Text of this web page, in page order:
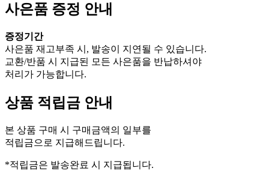
사은품 증정 안내
증정기간
사은품 재고부족 시, 발송이 지연될 수 있습니다.
교환/반품 시 지급된 모든 사은품을 반납하셔야
처리가 가능합니다.
상품 적립금 안내
본 상품 구매 시 구매금액의 일부를
적립금으로 지급해드립니다.
*적립금은 발송완료 시 지급됩니다.